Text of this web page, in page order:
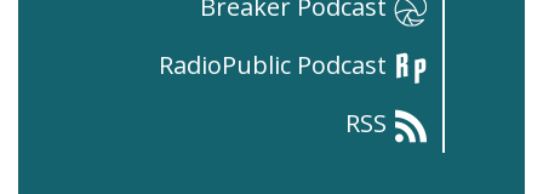
Breaker Podcast
RadioPublic Podcast
RSS